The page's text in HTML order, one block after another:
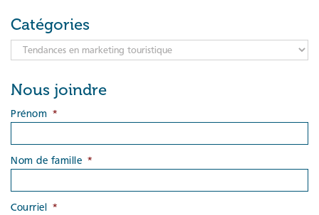
Catégories
Catégories
Nous joindre
Prénom *
Nom de famille *
Courriel *